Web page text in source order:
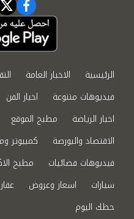
الرئيسية الاخبار العامة
فيديوهات متنوعة
اخبار الفن
اخبار الرياضة
مطبخ الموقع
الاقتصاد والبورصة
كمبيوتر
فيديوهات فضائيات
مطبخ
سيارات
اسعار وعروض
حظك اليوم